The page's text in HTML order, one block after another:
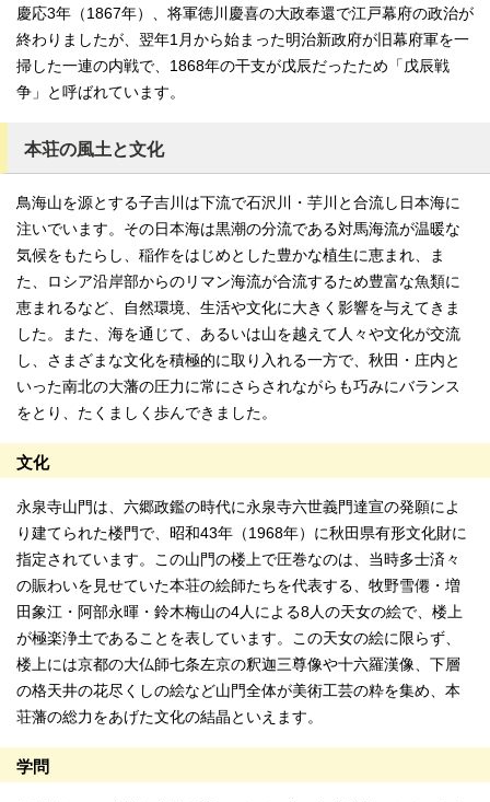
慶応3年（1867年）、将軍徳川慶喜の大政奉還で江戸幕府の政治が
終わりましたが、翌年1月から始まった明治新政府が旧幕府軍を一
掃した一連の内戦で、1868年の干支が戊辰だったため「戊辰戦
争」と呼ばれています。
本荘の風土と文化
鳥海山を源とする子吉川は下流で石沢川・芋川と合流し日本海に
注いでいます。その日本海は黒潮の分流である対馬海流が温暖な
気候をもたらし、稲作をはじめとした豊かな植生に恵まれ、ま
た、ロシア沿岸部からのリマン海流が合流するため豊富な魚類に
恵まれるなど、自然環境、生活や文化に大きく影響を与えてきま
した。また、海を通じて、あるいは山を越えて人々や文化が交流
し、さまざまな文化を積極的に取り入れる一方で、秋田・庄内と
いった南北の大藩の圧力に常にさらされながらも巧みにバランス
をとり、たくましく歩んできました。
文化
永泉寺山門は、六郷政鑑の時代に永泉寺六世義門達宣の発願によ
り建てられた楼門で、昭和43年（1968年）に秋田県有形文化財に
指定されています。この山門の楼上で圧巻なのは、当時多士済々
の賑わいを見せていた本荘の絵師たちを代表する、牧野雪僊・増
田象江・阿部永暉・鈴木梅山の4人による8人の天女の絵で、楼上
が極楽浄土であることを表しています。この天女の絵に限らず、
楼上には京都の大仏師七条左京の釈迦三尊像や十六羅漢像、下層
の格天井の花尽くしの絵など山門全体が美術工芸の粋を集め、本
荘藩の総力をあげた文化の結晶といえます。
学問